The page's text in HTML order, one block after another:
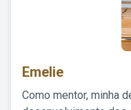
Emelie
Como mentor, minha